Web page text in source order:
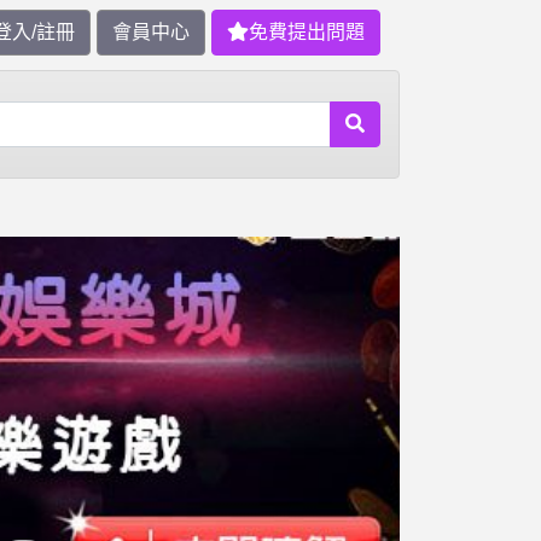
入/註冊 會員中心 免費提出問題